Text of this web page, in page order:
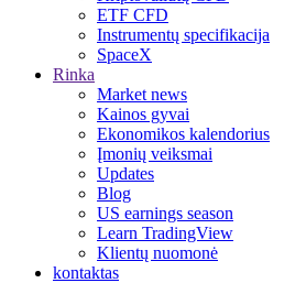
ETF CFD
Instrumentų specifikacija
SpaceX
Rinka
Market news
Kainos gyvai
Ekonomikos kalendorius
Įmonių veiksmai
Updates
Blog
US earnings season
Learn TradingView
Klientų nuomonė
kontaktas